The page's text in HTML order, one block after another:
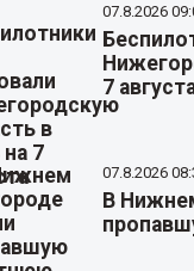
07.8.2026
7
07.8.2026
В